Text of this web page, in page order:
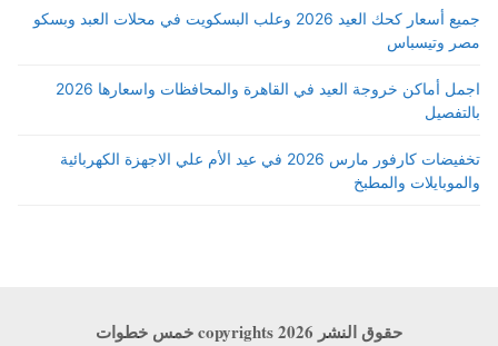
جميع أسعار كحك العيد 2026 وعلب البسكويت في محلات العبد وبسكو
مصر وتيسباس
اجمل أماكن خروجة العيد في القاهرة والمحافظات واسعارها 2026
بالتفصيل
تخفيضات كارفور مارس 2026 في عيد الأم علي الاجهزة الكهربائية
والموبايلات والمطبخ
حقوق النشر copyrights 2026 خمس خطوات